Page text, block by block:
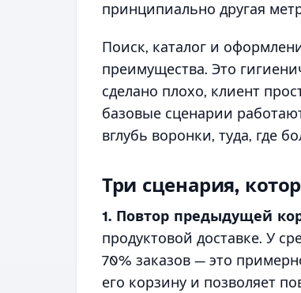
принципиально другая
Поиск, каталог и
преимущества. Это
сделано плохо, клиент
базовые сценарии
вглубь воронки, туда, где
Три сценария,
1. Повтор предыдущей
продуктовой доставке. У
70% заказов — это
его корзину и позволяет